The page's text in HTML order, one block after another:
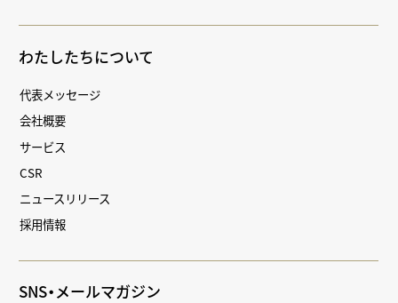
わたしたちについて
代表メッセージ
会社概要
サービス
CSR
ニュースリリース
採用情報
SNS・メールマガジン